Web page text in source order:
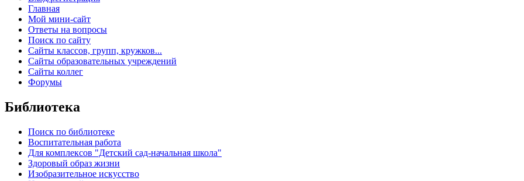
Главная
Мой мини-сайт
Ответы на вопросы
Поиск по сайту
Сайты классов, групп, кружков...
Сайты образовательных учреждений
Сайты коллег
Форумы
Библиотека
Поиск по библиотеке
Воспитательная работа
Для комплексов "Детский сад-начальная школа"
Здоровый образ жизни
Изобразительное искусство